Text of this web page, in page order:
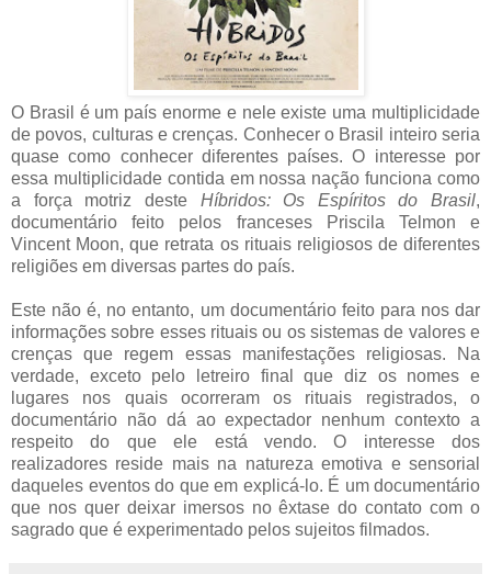
O Brasil é um país enorme e nele existe uma multiplicidade
de povos, culturas e crenças. Conhecer o Brasil inteiro seria
quase como conhecer diferentes países. O interesse por
essa multiplicidade contida em nossa nação funciona como
a força motriz deste Híbridos: Os Espíritos do Brasil,
documentário feito pelos franceses Priscila Telmon e
Vincent Moon, que retrata os rituais religiosos de diferentes
religiões em diversas partes do país.
Este não é, no entanto, um documentário feito para nos dar
informações sobre esses rituais ou os sistemas de valores e
crenças que regem essas manifestações religiosas. Na
verdade, exceto pelo letreiro final que diz os nomes e
lugares nos quais ocorreram os rituais registrados, o
documentário não dá ao expectador nenhum contexto a
respeito do que ele está vendo. O interesse dos
realizadores reside mais na natureza emotiva e sensorial
daqueles eventos do que em explicá-lo. É um documentário
que nos quer deixar imersos no êxtase do contato com o
sagrado que é experimentado pelos sujeitos filmados.